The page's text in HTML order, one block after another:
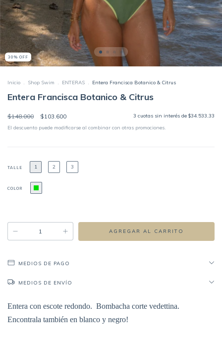
30 % OFF
Inicio . Shop Swim . ENTERAS . Entera Francisca Botanico & Citrus
Entera Francisca Botanico & Citrus
$148.000 $103.600 3 cuotas sin interés de $34.533,33
El descuento puede modificarse al combinar con otras promociones.
TALLE 1 2 3
COLOR
MEDIOS DE PAGO
MEDIOS DE ENVÍO
Entera con escote redondo. Bombacha corte vedettina.
Encontrala también en blanco y negro!